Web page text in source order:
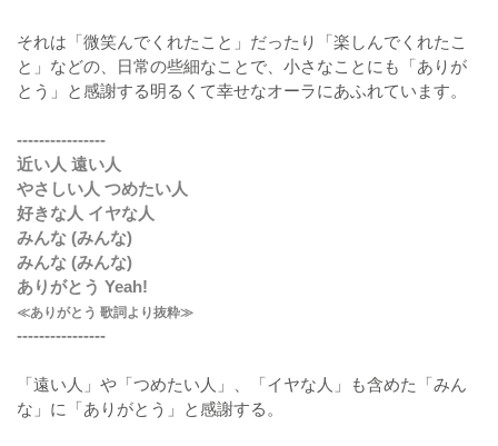
それは「微笑んでくれたこと」だったり「楽しんでくれたこ
と」などの、日常の些細なことで、小さなことにも「ありが
とう」と感謝する明るくて幸せなオーラにあふれています。
----------------
近い人 遠い人
やさしい人 つめたい人
好きな人 イヤな人
みんな (みんな)
みんな (みんな)
ありがとう Yeah!
≪ありがとう 歌詞より抜粋≫
----------------
「遠い人」や「つめたい人」、「イヤな人」も含めた「みん
な」に「ありがとう」と感謝する。